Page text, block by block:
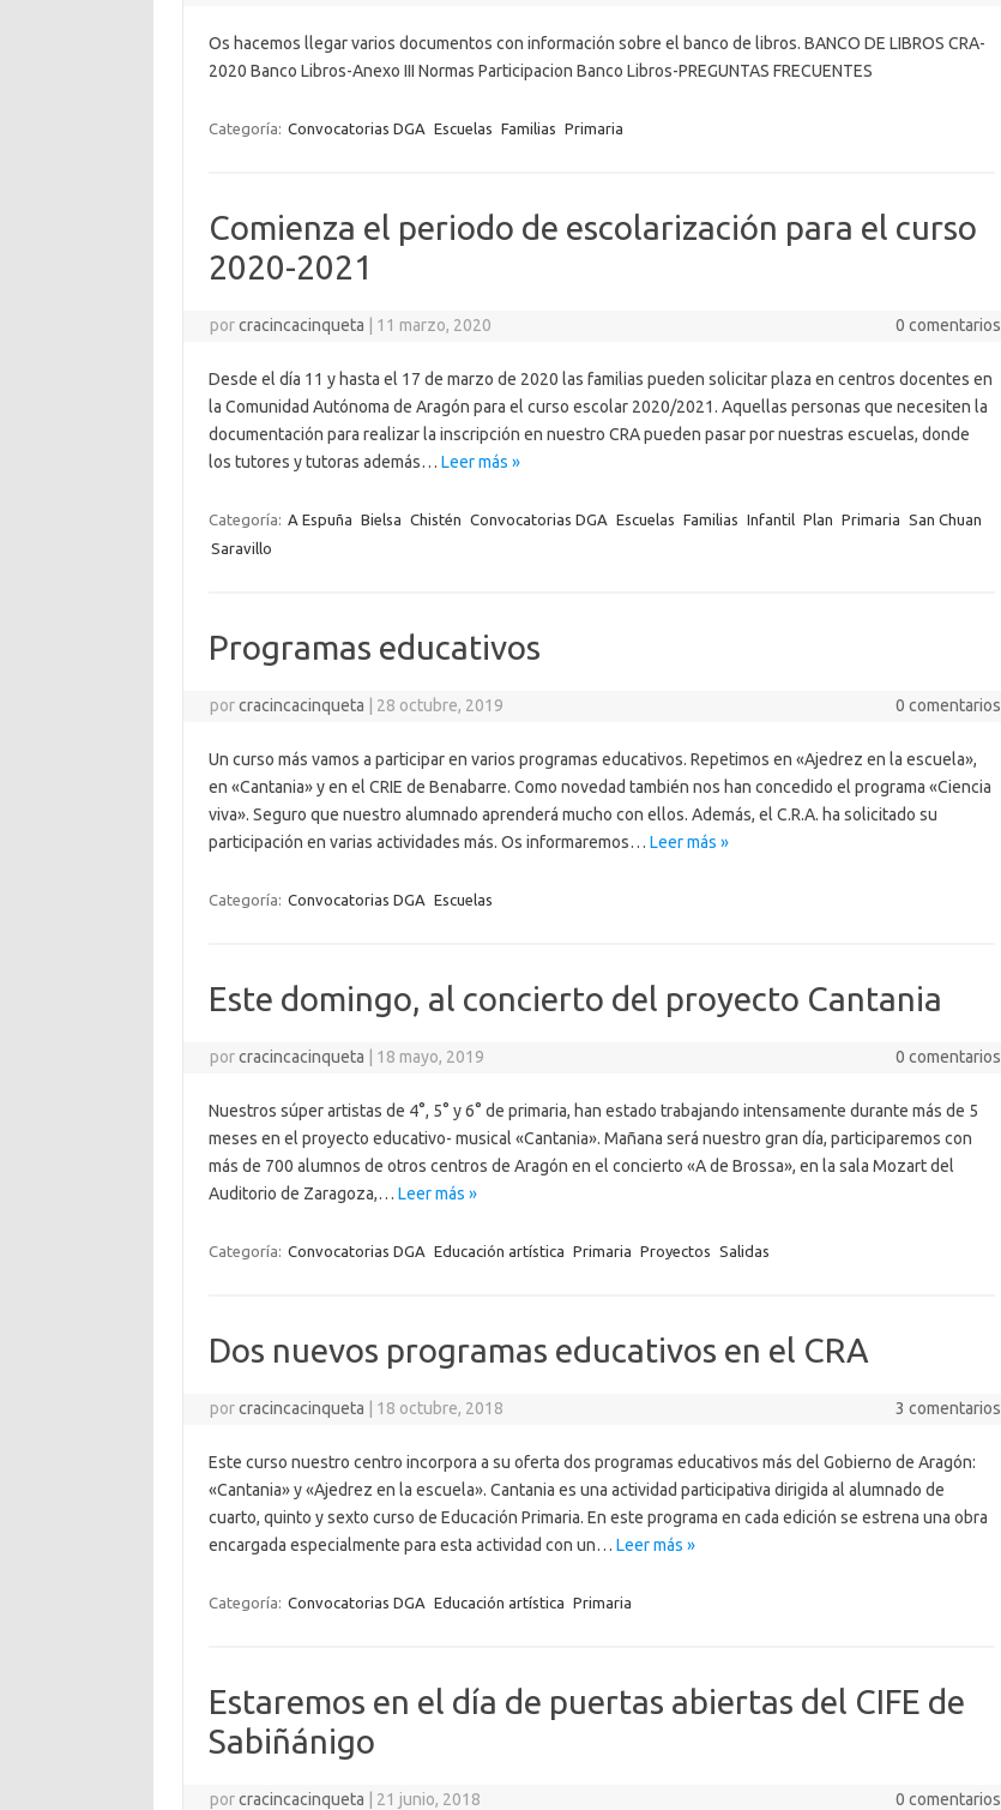
Os hacemos llegar varios documentos con información sobre el banco de libros. BANCO DE LIBROS CRA-
2020 Banco Libros-Anexo III Normas Participacion Banco Libros-PREGUNTAS FRECUENTES
Categoría: Convocatorias DGA Escuelas Familias Primaria
Comienza el periodo de escolarización para el curso
2020-2021
porcracincacinqueta 11 marzo, 2020 0 comentarios
Desde el día 11 y hasta el 17 de marzo de 2020 las familias pueden solicitar plaza en centros docentes en
la Comunidad Autónoma de Aragón para el curso escolar 2020/2021. Aquellas personas que necesiten la
documentación para realizar la inscripción en nuestro CRA pueden pasar por nuestras escuelas, donde
los tutores y tutoras además… Leer más »
Categoría: A Espuña Bielsa Chistén Convocatorias DGA Escuelas Familias Infantil Plan Primaria San Chuan
Saravillo
Programas educativos
porcracincacinqueta 28 octubre, 2019 0 comentarios
Un curso más vamos a participar en varios programas educativos. Repetimos en «Ajedrez en la escuela»,
en «Cantania» y en el CRIE de Benabarre. Como novedad también nos han concedido el programa «Ciencia
viva». Seguro que nuestro alumnado aprenderá mucho con ellos. Además, el C.R.A. ha solicitado su
participación en varias actividades más. Os informaremos… Leer más »
Categoría: Convocatorias DGA Escuelas
Este domingo, al concierto del proyecto Cantania
porcracincacinqueta 18 mayo, 2019 0 comentarios
Nuestros súper artistas de 4°, 5° y 6° de primaria, han estado trabajando intensamente durante más de 5
meses en el proyecto educativo- musical «Cantania». Mañana será nuestro gran día, participaremos con
más de 700 alumnos de otros centros de Aragón en el concierto «A de Brossa», en la sala Mozart del
Auditorio de Zaragoza,… Leer más »
Categoría: Convocatorias DGA Educación artística Primaria Proyectos Salidas
Dos nuevos programas educativos en el CRA
porcracincacinqueta 18 octubre, 2018 3 comentarios
Este curso nuestro centro incorpora a su oferta dos programas educativos más del Gobierno de Aragón:
«Cantania» y «Ajedrez en la escuela». Cantania es una actividad participativa dirigida al alumnado de
cuarto, quinto y sexto curso de Educación Primaria. En este programa en cada edición se estrena una obra
encargada especialmente para esta actividad con un… Leer más »
Categoría: Convocatorias DGA Educación artística Primaria
Estaremos en el día de puertas abiertas del CIFE de
Sabiñánigo
porcracincacinqueta 21 junio, 2018 0 comentarios